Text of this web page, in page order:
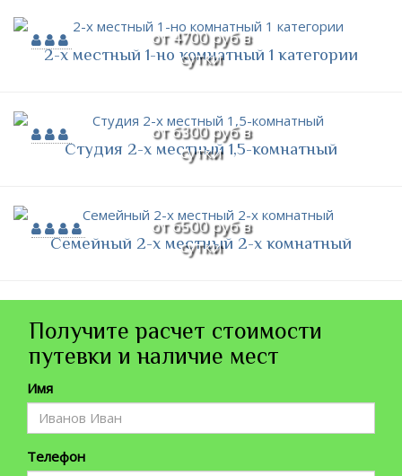
от 4700 руб в
сутки
2-х местный 1-но комнатный 1 категории
от 6300 руб в
сутки
Студия 2-х местный 1,5-комнатный
от 6500 руб в
сутки
Семейный 2-х местный 2-х комнатный
Получите расчет стоимости
путевки и наличие мест
Имя
Телефон